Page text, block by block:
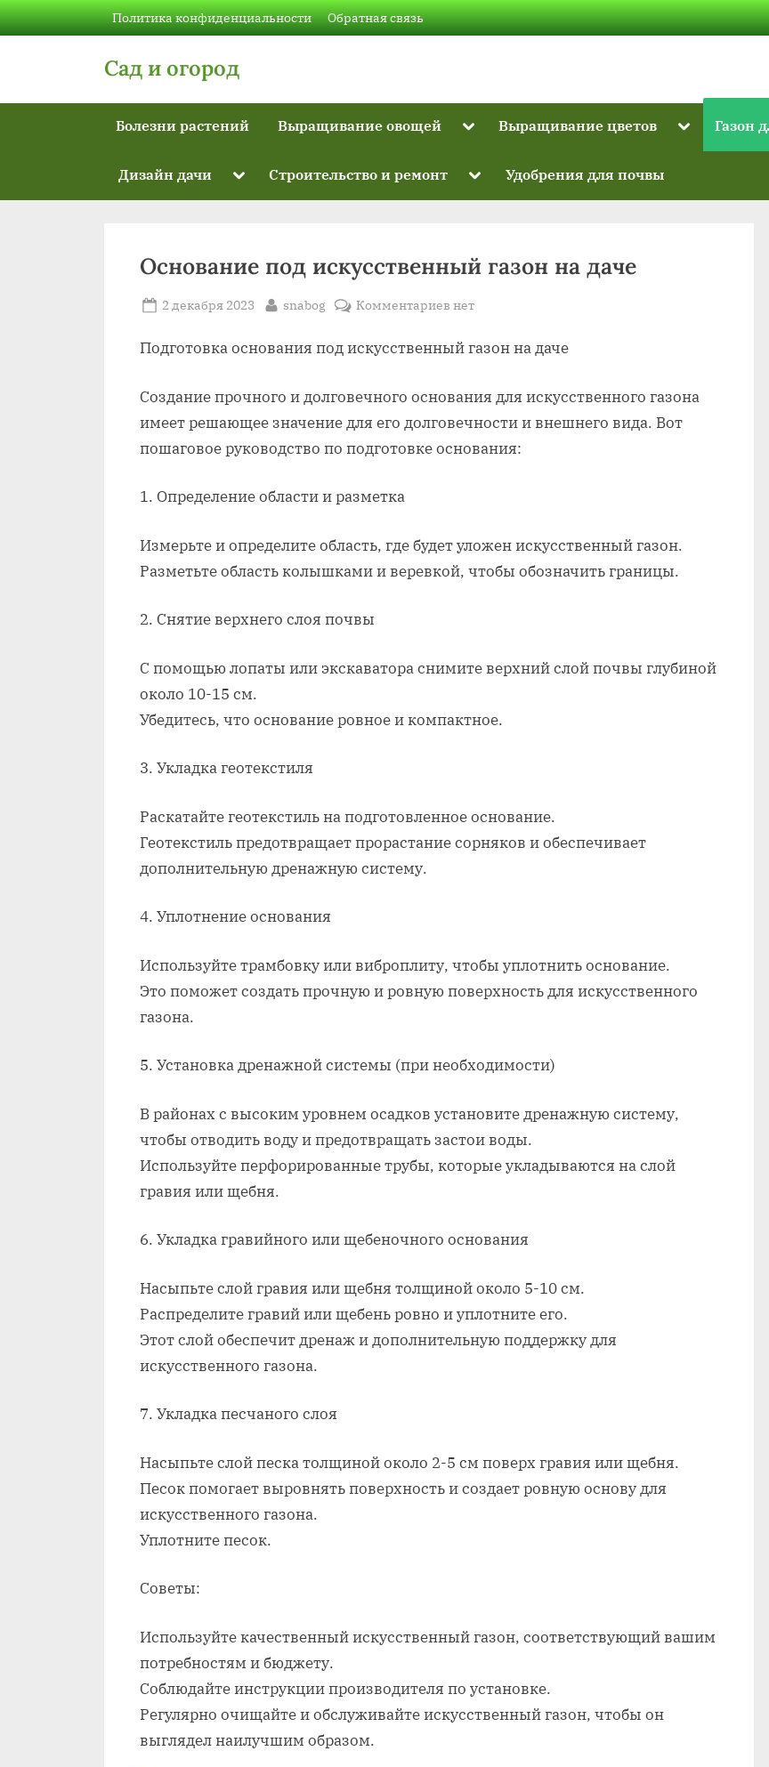
Skip
to
Политика конфиденциальности Обратная связь
Сад и огород
Болезни растений Выращивание овощей Toggle
menu
Выращивание цветов Toggle
menu
Газон
Дизайн дачи Toggle
menu
Строительство и ремонт Toggle
menu
Удобрения для почвы
Основание под искусственный газон на даче
Posted
2 декабря 2023 By
snabog Комментариев к
Основание
искусственный
нет
Подготовка основания под искусственный газон на даче
Создание прочного и долговечного основания для искусственного газона
имеет решающее значение для его долговечности и внешнего вида. Вот
пошаговое руководство по подготовке основания:
1. Определение области и разметка
Измерьте и определите область, где будет уложен искусственный газон.
Разметьте область колышками и веревкой, чтобы обозначить границы.
2. Снятие верхнего слоя почвы
С помощью лопаты или экскаватора снимите верхний слой почвы глубиной
около 10-15 см.
Убедитесь, что основание ровное и компактное.
3. Укладка геотекстиля
Раскатайте геотекстиль на подготовленное основание.
Геотекстиль предотвращает прорастание сорняков и обеспечивает
дополнительную дренажную систему.
4. Уплотнение основания
Используйте трамбовку или виброплиту, чтобы уплотнить основание.
Это поможет создать прочную и ровную поверхность для искусственного
газона.
5. Установка дренажной системы (при необходимости)
В районах с высоким уровнем осадков установите дренажную систему,
чтобы отводить воду и предотвращать застои воды.
Используйте перфорированные трубы, которые укладываются на слой
гравия или щебня.
6. Укладка гравийного или щебеночного основания
Насыпьте слой гравия или щебня толщиной около 5-10 см.
Распределите гравий или щебень ровно и уплотните его.
Этот слой обеспечит дренаж и дополнительную поддержку для
искусственного газона.
7. Укладка песчаного слоя
Насыпьте слой песка толщиной около 2-5 см поверх гравия или щебня.
Песок помогает выровнять поверхность и создает ровную основу для
искусственного газона.
Уплотните песок.
Советы:
Используйте качественный искусственный газон, соответствующий вашим
потребностям и бюджету.
Соблюдайте инструкции производителя по установке.
Регулярно очищайте и обслуживайте искусственный газон, чтобы он
выглядел наилучшим образом.